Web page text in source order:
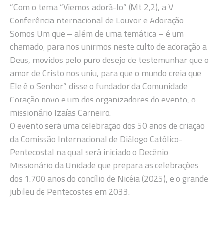
“Com o tema “Viemos adorá-lo” (Mt 2,2), a V
Conferência nternacional de Louvor e Adoração
Somos Um que – além de uma temática – é um
chamado, para nos unirmos neste culto de adoração a
Deus, movidos pelo puro desejo de testemunhar que o
amor de Cristo nos uniu, para que o mundo creia que
Ele é o Senhor”, disse o fundador da Comunidade
Coração novo e um dos organizadores do evento, o
missionário Izaías Carneiro.
O evento será uma celebração dos 50 anos de criação
da Comissão Internacional de Diálogo Católico-
Pentecostal na qual será iniciado o Decênio
Missionário da Unidade que prepara as celebrações
dos 1.700 anos do concílio de Nicéia (2025), e o grande
jubileu de Pentecostes em 2033.